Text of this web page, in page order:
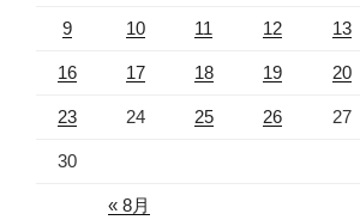
9 10 11 12 13
16 17 18 19 20
23 24 25 26 27
30
« 8月